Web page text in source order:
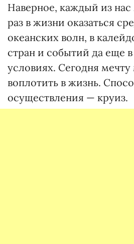
Наверное, каждый из нас
раз в жизни оказаться
океанских волн, в
стран и событий да еще
условиях. Сегодня
воплотить в жизнь.
осуществления — круиз.